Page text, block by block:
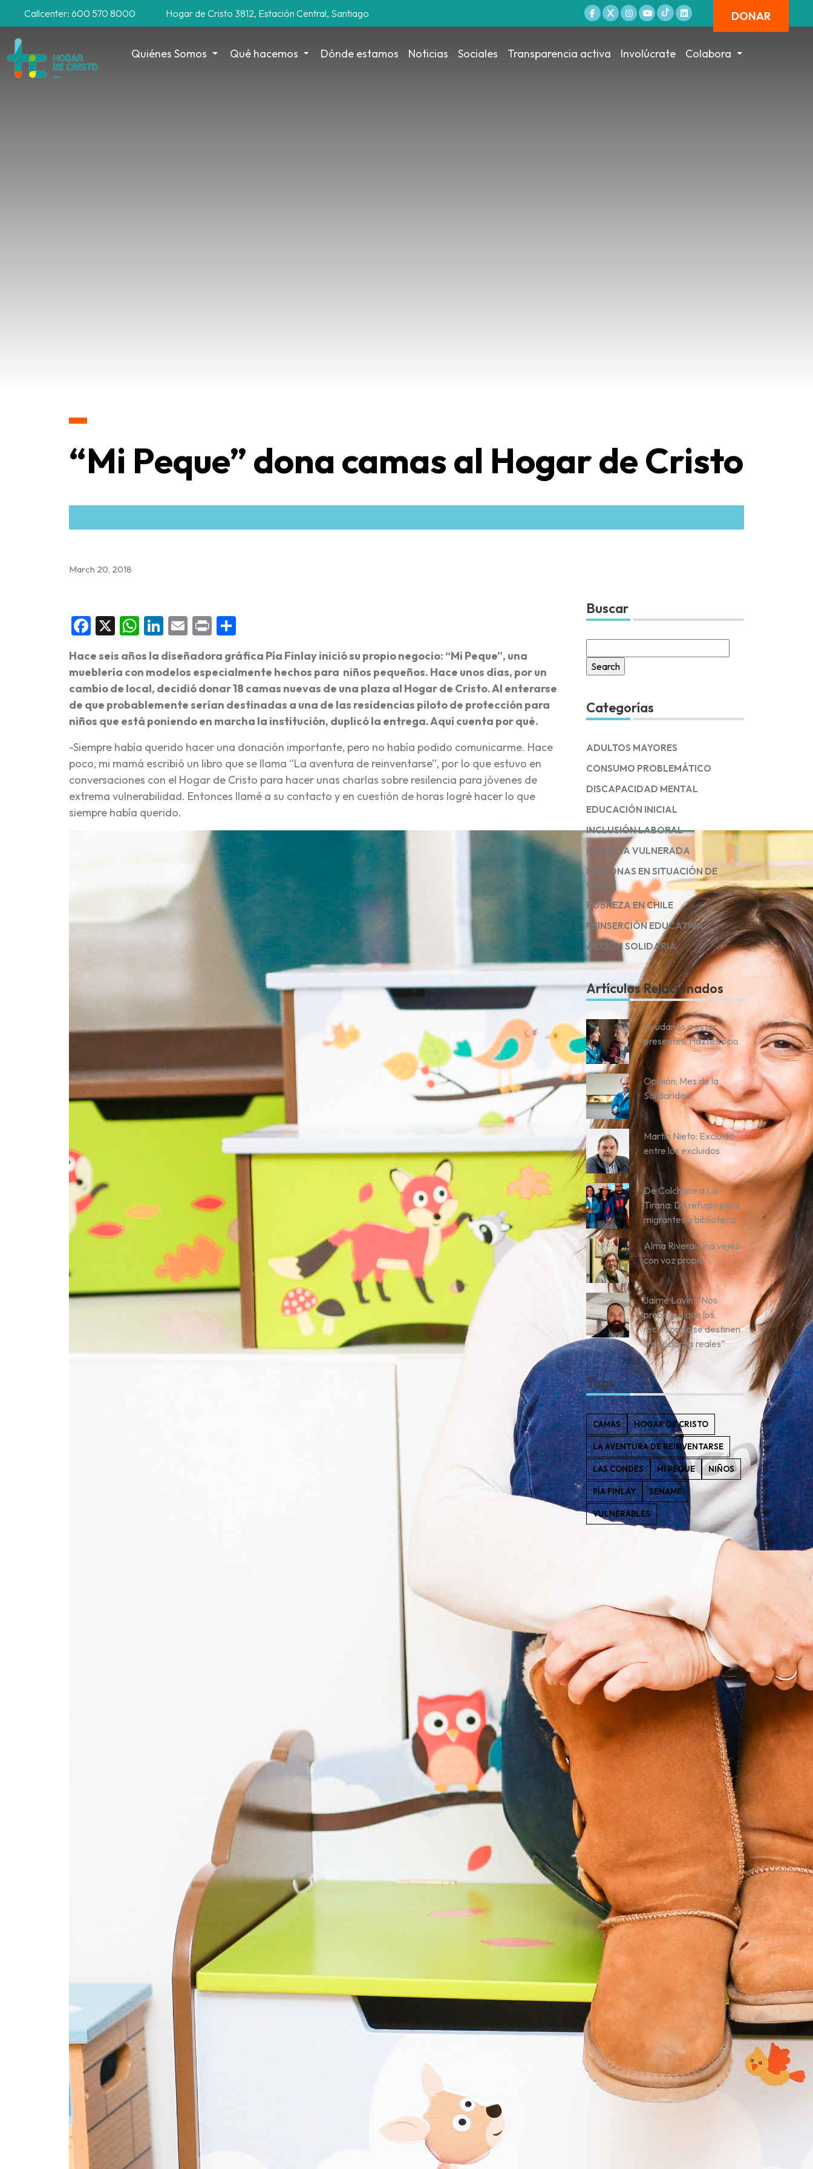
Callcenter: 600 570 8000 Hogar de Cristo 3812, Estación Central, Santiago DONAR
Quiénes Somos Qué hacemos Dónde estamos Noticias Sociales Transparencia activa Involúcrate Colabora
“Mi Peque” dona camas al Hogar de Cristo
March 20, 2018
Facebook
X WhatsApp
LinkedIn
Email
Print
Hace seis años la diseñadora gráfica Pía Finlay inició su propio negocio: “Mi Peque”, una
mueblería con modelos especialmente hechos para niños pequeños. Hace unos días, por un
cambio de local, decidió donar 18 camas nuevas de una plaza al Hogar de Cristo. Al enterarse
de que probablemente serían destinadas a una de las residencias piloto de protección para
niños que está poniendo en marcha la institución, duplicó la entrega. Aquí cuenta por qué.
-Siempre había querido hacer una donación importante, pero no había podido comunicarme. Hace
poco, mi mamá escribió un libro que se llama “La aventura de reinventarse”, por lo que estuvo en
conversaciones con el Hogar de Cristo para hacer unas charlas sobre resilencia para jóvenes de
extrema vulnerabilidad. Entonces llamé a su contacto y en cuestión de horas logré hacer lo que
siempre había querido.
Buscar
for:
Categorías
ADULTOS MAYORES
CONSUMO PROBLEMÁTICO
DISCAPACIDAD MENTAL
EDUCACIÓN INICIAL
INCLUSIÓN LABORAL
INFANCIA VULNERADA
PERSONAS EN SITUACIÓN DE
CALLE
POBREZA EN CHILE
REINSERCIÓN EDUCATIVA
ACCIÓN SOLIDARIA
Artículos Relacionados
Ayúdanos a estar
presentes: Hazte socio
Opinión: Mes de la
Solidaridad
Martín Nieto: Excluido
entre los excluidos
De Colchane a La
Tirana: De refugio para
migrantes a biblioteca
Alma Rivera: Una vejez
con voz propia
Jaime Lavín: “Nos
preocupa que los
recursos no se destinen
a soluciones reales”
Tags
CAMAS HOGAR DE CRISTO
LA AVENTURA DE REINVENTARSE
LAS CONDES MI PEQUE NIÑOS
PÍA FINLAY SENAME
VULNERABLES